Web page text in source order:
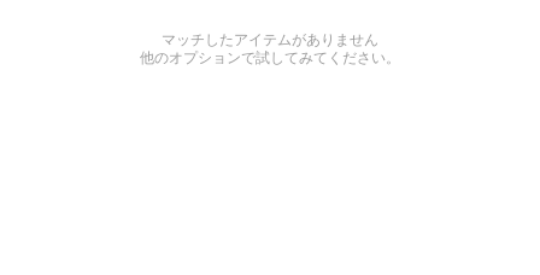
マッチしたアイテムがありません
他のオプションで試してみてください。